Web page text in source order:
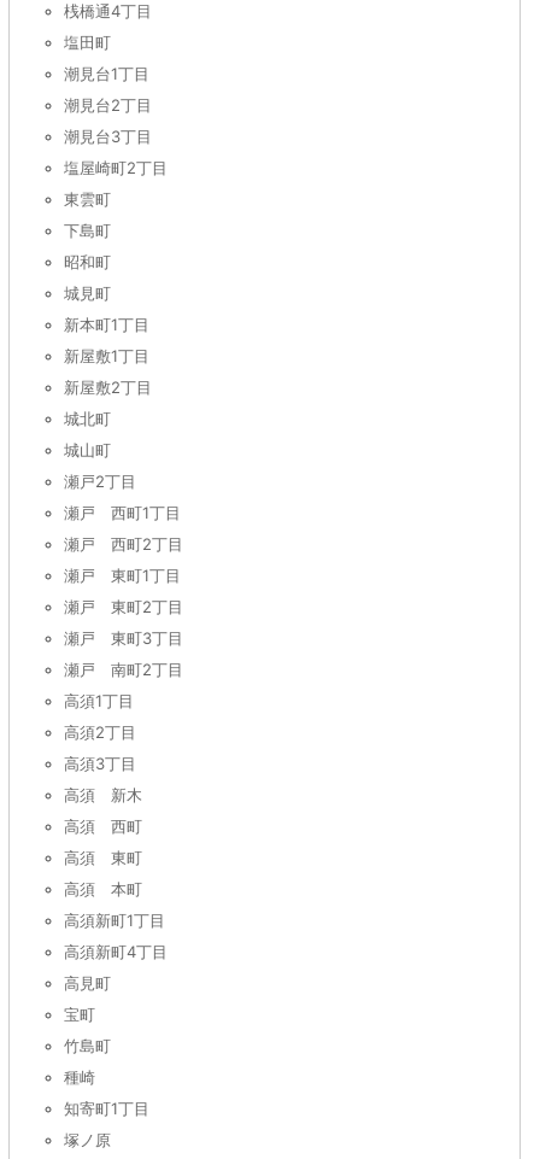
桟橋通4丁目
塩田町
潮見台1丁目
潮見台2丁目
潮見台3丁目
塩屋崎町2丁目
東雲町
下島町
昭和町
城見町
新本町1丁目
新屋敷1丁目
新屋敷2丁目
城北町
城山町
瀬戸2丁目
瀬戸 西町1丁目
瀬戸 西町2丁目
瀬戸 東町1丁目
瀬戸 東町2丁目
瀬戸 東町3丁目
瀬戸 南町2丁目
高須1丁目
高須2丁目
高須3丁目
高須 新木
高須 西町
高須 東町
高須 本町
高須新町1丁目
高須新町4丁目
高見町
宝町
竹島町
種崎
知寄町1丁目
塚ノ原